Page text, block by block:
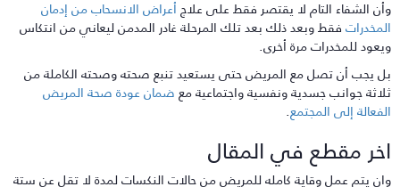
الشفاء التام لا يقتصر فقط على علاجأعراض الانسحاب من إدمان
فقط وبعد ذلك بعد تلك المرحلة غادر المدمن ليعاني من انتكاس
للمخدرات مرة أخرى.
يجب أن تصل مع المريض حتى يستعيد تنبع صحته وصحته الكاملة من
جوانب جسدية ونفسية واجتماعية معضمان عودة صحة المريض
إلى المجتمع.
مقطع في المقال
يتم عمل وقاية كامله للمريض من حالات النكسات لمدة لا تقل عن ستة